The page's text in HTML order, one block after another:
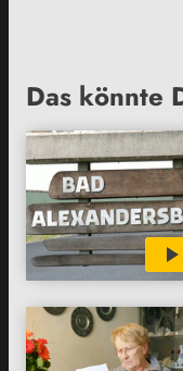
Das könnte